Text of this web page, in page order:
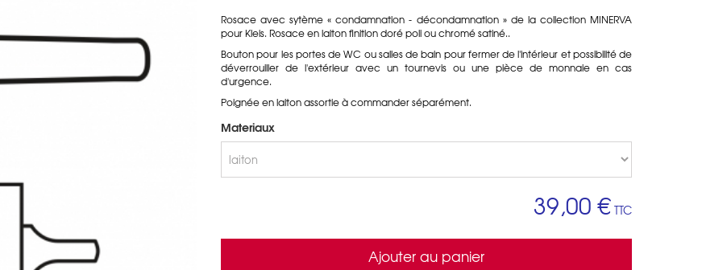
Rosace avec sytème« condamnation - décondamnation » de la collection MINERVA
pour Kleis. Rosace en laiton finition doré poli ou chromé satiné..
Bouton pour les portes de WC ou salles de bain pour fermer de l'intérieur et possibilité de
déverrouiller de l'extérieur avec un tournevis ou une pièce de monnaie en cas
d'urgence.
Poignée en laiton assortie à commander séparément.
Materiaux
39,00 € TTC
Ajouter au panier